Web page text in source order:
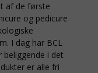
af de første
og pedicure
I dag har BCL
beliggende i det
er alle fri